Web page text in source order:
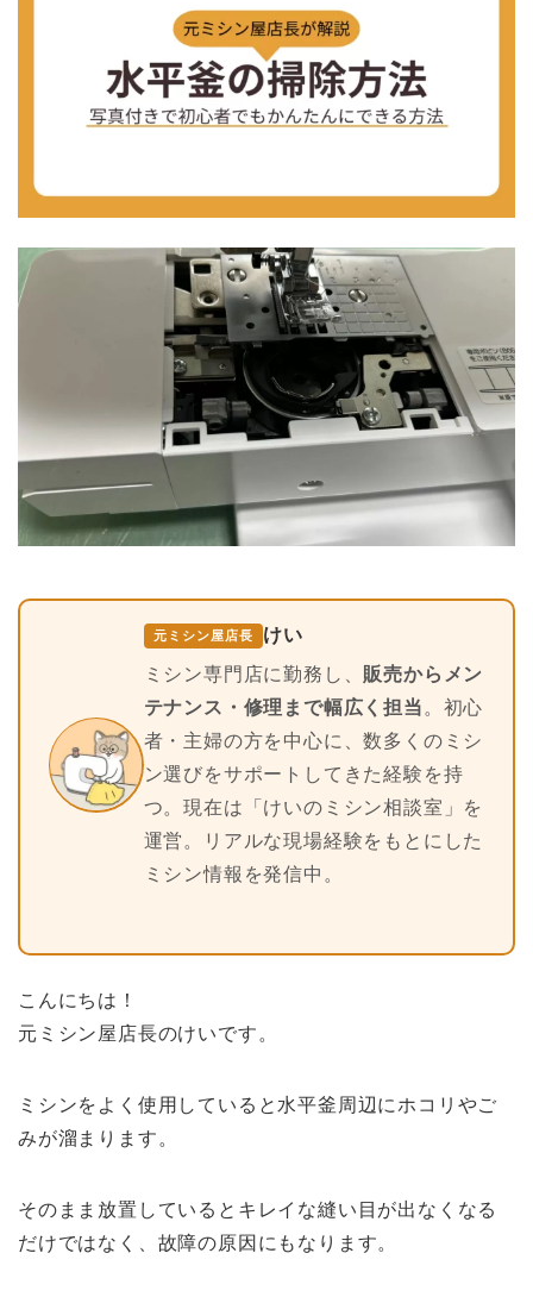
元ミシン屋店長
けい
ミシン専門店に勤務し、 販売からメン
テナンス・修理まで幅広く担当。初心
者・主婦の方を中心に、数多くのミシ
ン選びをサポートしてきた経験を持
つ。現在は「けいのミシン相談室」を
運営。リアルな現場経験をもとにした
ミシン情報を発信中。
こんにちは！
元ミシン屋店長のけいです。
ミシンをよく使用していると水平釜周辺にホコリやご
みが溜まります。
そのまま放置しているとキレイな縫い目が出なくなる
だけではなく、故障の原因にもなります。